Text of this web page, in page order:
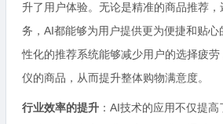
升了用户体验。无论是精准的商品推荐
务，AI都能够为用户提供更为便捷和贴
性化的推荐系统能够减少用户的选择疲
仪的商品，从而提升整体购物满意度。
行业效率的提升 ：AI技术的应用不仅提